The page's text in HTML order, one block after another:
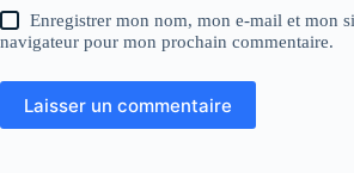
Enregistrer mon nom, mon e-mail et mon
navigateur pour mon prochain commentaire.
Laisser un commentaire